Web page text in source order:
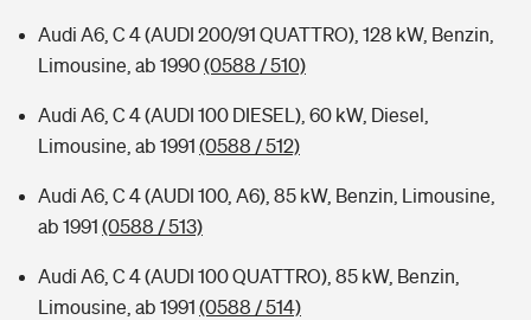
Audi A6, C 4 (AUDI 200/91 QUATTRO), 128 kW, Benzin,
Limousine, ab 1990(0588 / 510)
Audi A6, C 4 (AUDI 100 DIESEL), 60 kW, Diesel,
Limousine, ab 1991 (0588 / 512)
Audi A6, C 4 (AUDI 100, A6), 85 kW, Benzin, Limousine,
ab 1991 (0588 / 513)
Audi A6, C 4 (AUDI 100 QUATTRO), 85 kW, Benzin,
Limousine, ab 1991 (0588 / 514)